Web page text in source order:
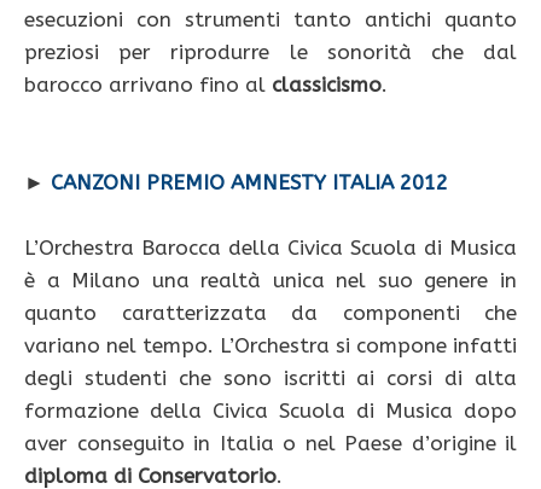
esecuzioni con strumenti tanto antichi quanto
preziosi per riprodurre le sonorità che dal
barocco arrivano fino al classicismo.
► CANZONI PREMIO AMNESTY ITALIA 2012
L’Orchestra Barocca della Civica Scuola di Musica
è a Milano una realtà unica nel suo genere in
quanto caratterizzata da componenti che
variano nel tempo. L’Orchestra si compone infatti
degli studenti che sono iscritti ai corsi di alta
formazione della Civica Scuola di Musica dopo
aver conseguito in Italia o nel Paese d’origine il
diploma di Conservatorio.